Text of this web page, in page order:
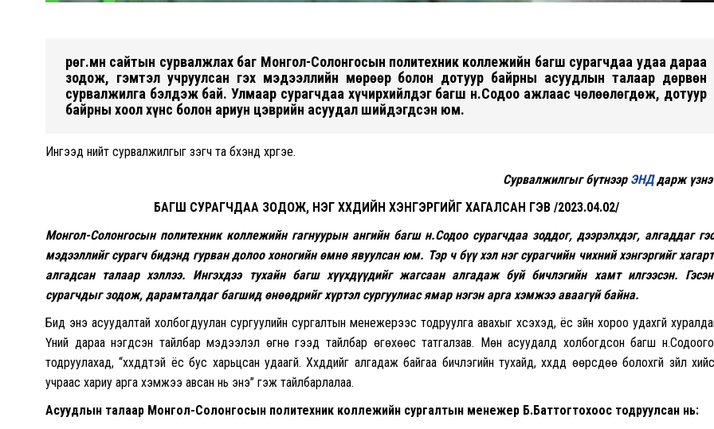
Өрөг.мн сайтын сурвалжлах баг Монгол-Солонгосын политехник коллежийн багш сурагчдаа удаа дараа
зодож, гэмтэл учруулсан гэх мэдээллийн мөрөөр болон дотуур байрны асуудлын талаар дөрвөн
сурвалжилга бэлдэж бай. Улмаар сурагчдаа хүчирхийлдэг багш н.Содоо ажлаас чөлөөлөгдөж, дотуур
байрны хоол хүнс болон ариун цэврийн асуудал шийдэгдсэн юм.
Ингээд нийт сурвалжилгыг үзэгч та бүхэнд хүргэе.
Сурвалжилгыг бүтнээр ЭНДдарж үзнэ
БАГШ СУРАГЧДАА ЗОДОЖ, НЭГ ХҮҮХДИЙН ХЭНГЭРГИЙГ ХАГАЛСАН ГЭВ /2023.04.02/
Монгол-Солонгосын политехник коллежийн гагнуурын ангийн багш н.Содоо сурагчдаа зоддог, дээрэлхдэг, алгаддаг
мэдээллийг сурагч бидэнд гурван долоо хоногийн өмнө явуулсан юм. Тэр ч бүү хэл нэг сурагчийн чихний хэнгэргийг
алгадсан талаар хэллээ. Ингэхдээ тухайн багш хүүхдүүдийг жагсаан алгадаж буй бичлэгийн хамт илгээсэн.
сурагчдыг зодож, дарамталдаг багшид өнөөдрийг хүртэл сургуулиас ямар нэгэн арга хэмжээ аваагүй байна.
Бид энэ асуудалтай холбогдуулан сургуулийн сургалтын менежерээс тодруулга авахыг хүсэхэд, ёс зүйн хороо удахгүй
Үүний дараа нэгдсэн тайлбар мэдээлэл өгнө гээд тайлбар өгөхөөс татгалзав. Мөн асуудалд холбогдсон багш
тодруулахад, “хүүхдүүдтэй ёс бус харьцсан удаагүй. Хүүхдүүдийг алгадаж байгаа бичлэгийн тухайд, хүүхдүүд өөрсдөө болохгүй зүйл
учраас хариу арга хэмжээ авсан нь энэ” гэж тайлбарлалаа.
Асуудлын талаар Монгол-Солонгосын политехник коллежийн сургалтын менежер Б.Баттогтохоос тодруулсан нь: